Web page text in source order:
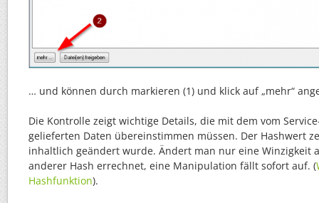
… und können durch markieren (1) und klick auf „mehr“
Die Kontrolle zeigt wichtige Details, die mit dem vom
gelieferten Daten übereinstimmen müssen. Der Hashwert
inhaltlich geändert wurde. Ändert man nur eine Winzigkeit
anderer Hash errechnet, eine Manipulation fällt sofort auf. (
Hashfunktion).